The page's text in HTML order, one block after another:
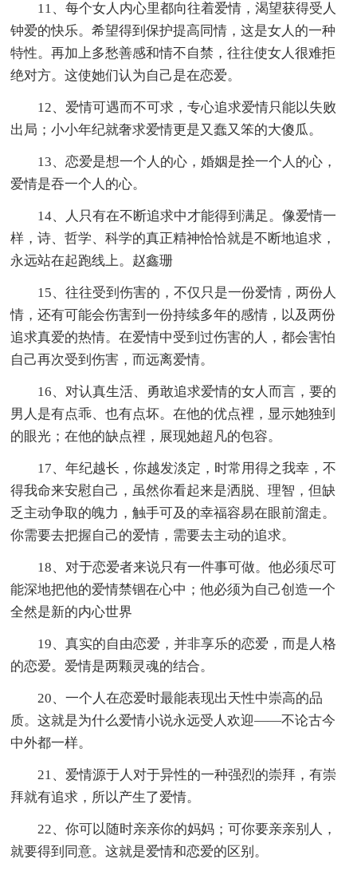
11、每个女人内心里都向往着爱情，渴望获得受人
钟爱的快乐。希望得到保护提高同情，这是女人的一种
特性。再加上多愁善感和情不自禁，往往使女人很难拒
绝对方。这使她们认为自己是在恋爱。
12、爱情可遇而不可求，专心追求爱情只能以失败
出局；小小年纪就奢求爱情更是又蠢又笨的大傻瓜。
13、恋爱是想一个人的心，婚姻是拴一个人的心，
爱情是吞一个人的心。
14、人只有在不断追求中才能得到满足。像爱情一
样，诗、哲学、科学的真正精神恰恰就是不断地追求，
永远站在起跑线上。赵鑫珊
15、往往受到伤害的，不仅只是一份爱情，两份人
情，还有可能会伤害到一份持续多年的感情，以及两份
追求真爱的热情。在爱情中受到过伤害的人，都会害怕
自己再次受到伤害，而远离爱情。
16、对认真生活、勇敢追求爱情的女人而言，要的
男人是有点乖、也有点坏。在他的优点裡，显示她独到
的眼光；在他的缺点裡，展现她超凡的包容。
17、年纪越长，你越发淡定，时常用得之我幸，不
得我命来安慰自己，虽然你看起来是洒脱、理智，但缺
乏主动争取的魄力，触手可及的幸福容易在眼前溜走。
你需要去把握自己的爱情，需要去主动的追求。
18、对于恋爱者来说只有一件事可做。他必须尽可
能深地把他的爱情禁锢在心中；他必须为自己创造一个
全然是新的内心世界
19、真实的自由恋爱，并非享乐的恋爱，而是人格
的恋爱。爱情是两颗灵魂的结合。
20、一个人在恋爱时最能表现出天性中崇高的品
质。这就是为什么爱情小说永远受人欢迎――不论古今
中外都一样。
21、爱情源于人对于异性的一种强烈的崇拜，有崇
拜就有追求，所以产生了爱情。
22、你可以随时亲亲你的妈妈；可你要亲亲别人，
就要得到同意。这就是爱情和恋爱的区别。